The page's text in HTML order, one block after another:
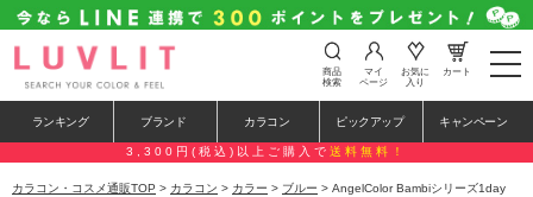
t
o
e
n
a
商品
検索
マイ
ページ
お気に
入り
カート
ランキング ブランド カラコン ピックアップ キャンペーン
3,300円(税込)以上ご購入で 送料無料！
カラコン・コスメ通販TOP > カラコン > カラー > ブルー > AngelColor Bambiシリーズ1day